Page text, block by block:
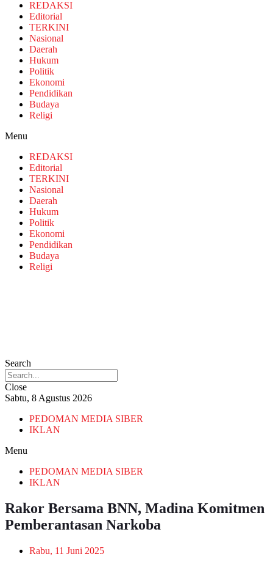
REDAKSI
Editorial
TERKINI
Nasional
Daerah
Hukum
Politik
Ekonomi
Pendidikan
Budaya
Religi
Menu
REDAKSI
Editorial
TERKINI
Nasional
Daerah
Hukum
Politik
Ekonomi
Pendidikan
Budaya
Religi
Search
Close
Sabtu, 8 Agustus 2026
PEDOMAN MEDIA SIBER
IKLAN
Menu
PEDOMAN MEDIA SIBER
IKLAN
Rakor Bersama BNN, Madina Komitmen
Pemberantasan Narkoba
Rabu, 11 Juni 2025